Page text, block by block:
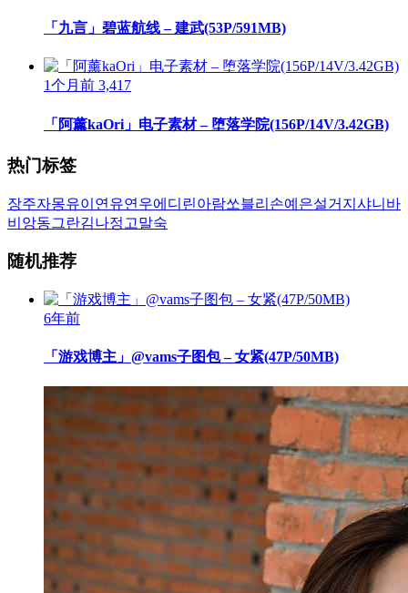
「九言」碧蓝航线 – 建武(53P/591MB)
1个月前 3,417
「阿薰kaOri」电子素材 – 堕落学院(156P/14V/3.42GB)
热门标签
장주자몽유이 연유연우에디린아람쏘블리 손예은설거지 샤니 바
비앙동그란김나정 고말숙
随机推荐
6年前
「游戏博主」@vams子图包 – 女紧(47P/50MB)